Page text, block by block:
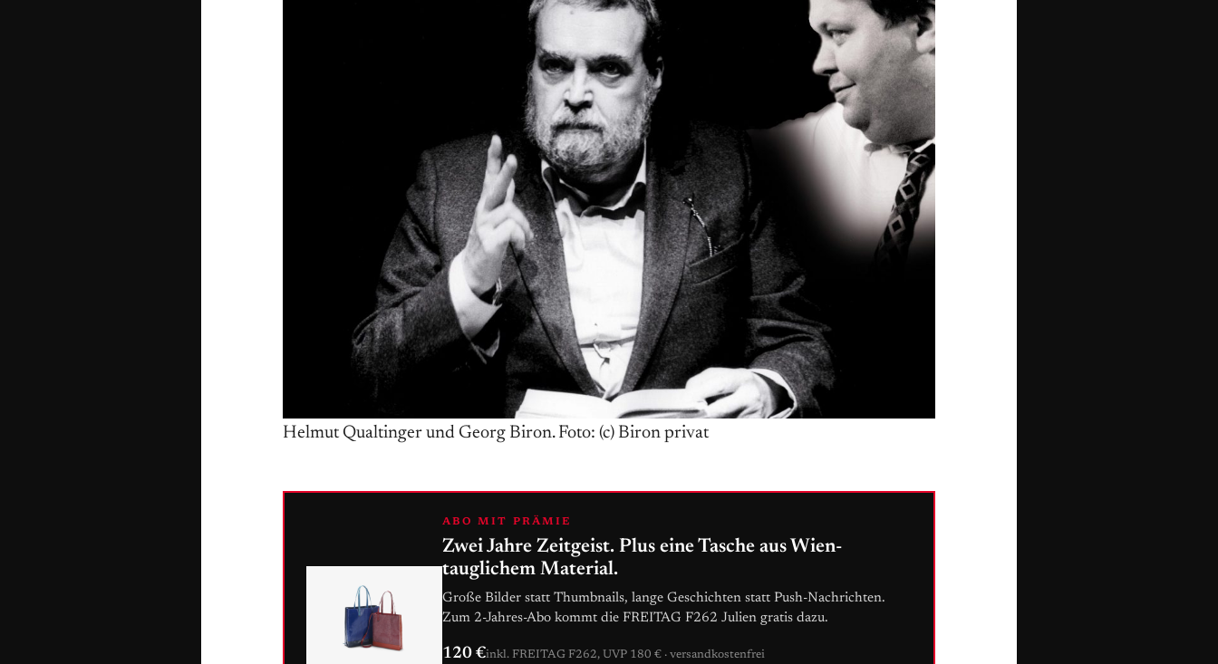
Helmut Qualtinger und Georg Biron. Foto: (c) Biron privat
ABO MIT PRÄMIE
Zwei Jahre Zeitgeist. Plus eine Tasche aus Wien-
tauglichem Material.
Große Bilder statt Thumbnails, lange Geschichten statt Push-Nachrichten.
Zum 2-Jahres-Abo kommt die FREITAG F262 Julien gratis dazu.
120 €inkl. FREITAG F262, UVP 180 € · versandkostenfrei